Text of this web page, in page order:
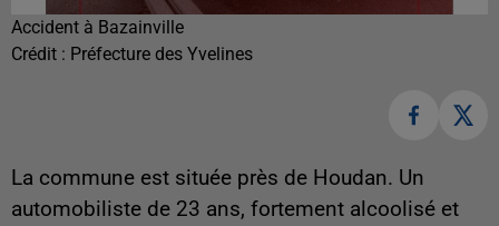
Accident à Bazainville
Crédit : Préfecture des Yvelines
La commune est située près de Houdan. Un
automobiliste de 23 ans, fortement alcoolisé et